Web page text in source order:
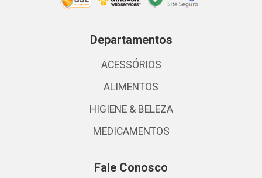
Departamentos
ACESSÓRIOS
ALIMENTOS
HIGIENE & BELEZA
MEDICAMENTOS
Fale Conosco